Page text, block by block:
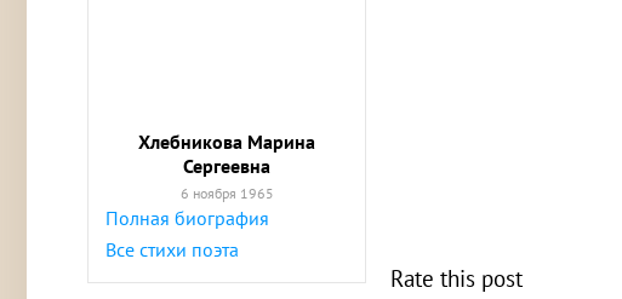
Хлебникова Марина
Сергеевна
6 ноября 1965
Полная биография
Все стихи поэта
Rate this post